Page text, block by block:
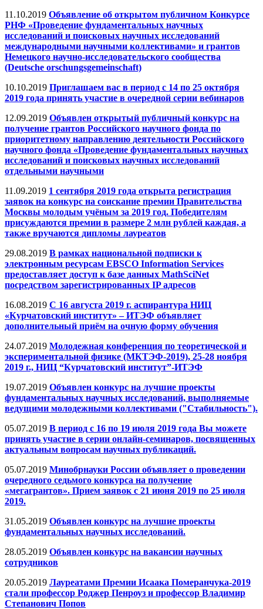
11.10.2019 Объявление об открытом публичном Конкурсе
РНФ «Проведение фундаментальных научных
исследований и поисковых научных исследований
международными научными коллективами» и грантов
Немецкого научно-исследовательского сообщества
(Deutsche orschungsgemeinschaft)
10.10.2019 Приглашаем вас в период с 14 по 25 октября
2019 года принять участие в очередной серии вебинаров
12.09.2019 Объявлен открытый публичный конкурс на
получение грантов Российского научного фонда по
приоритетному направлению деятельности Российского
научного фонда «Проведение фундаментальных научных
исследований и поисковых научных исследований
отдельными научными
11.09.2019 1 сентября 2019 года открыта регистрация
заявок на конкурс на соискание премии Правительства
Москвы молодым учёным за 2019 год. Победителям
присуждаются премии в размере 2 млн рублей каждая, а
также вручаются дипломы лауреатов
29.08.2019 В рамках национальной подписки к
электронным ресурсам EBSCO Information Services
предоставляет доступ к базе данных MathSciNet
посредством зарегистрированных IP адресов
16.08.2019 C 16 августа 2019 г. аспирантура НИЦ
«Курчатовский институт» – ИТЭФ объявляет
дополнительный приём на очную форму обучения
24.07.2019 Молодежная конференция по теоретической и
экспериментальной физике (МКТЭФ-2019), 25-28 ноября
2019 г., НИЦ “Курчатовский институт”-ИТЭФ
19.07.2019 Объявлен конкурс на лучшие проекты
фундаментальных научных исследований, выполняемые
ведущими молодежными коллективами ("Стабильность").
05.07.2019 В период с 16 по 19 июля 2019 года Вы можете
принять участие в серии онлайн-семинаров, посвященных
актуальным вопросам научных публикаций.
05.07.2019 Минобрнауки России объявляет о проведении
очередного седьмого конкурса на получение
«мегагрантов». Прием заявок c 21 июня 2019 по 25 июля
2019.
31.05.2019 Объявлен конкурс на лучшие проекты
фундаментальных научных исследований.
28.05.2019 Объявлен конкурс на вакансии научных
сотрудников
20.05.2019 Лауреатами Премии Исаака Померанчука-2019
стали профессор Роджер Пенроуз и профессор Владимир
Степанович Попов